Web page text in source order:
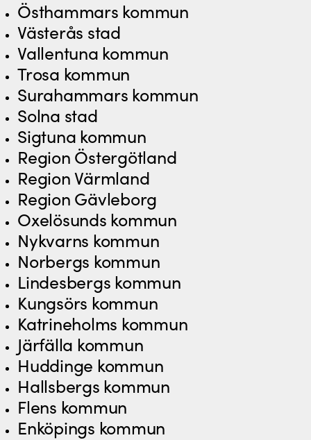
Östhammars kommun
Västerås stad
Vallentuna kommun
Trosa kommun
Surahammars kommun
Solna stad
Sigtuna kommun
Region Östergötland
Region Värmland
Region Gävleborg
Oxelösunds kommun
Nykvarns kommun
Norbergs kommun
Lindesbergs kommun
Kungsörs kommun
Katrineholms kommun
Järfälla kommun
Huddinge kommun
Hallsbergs kommun
Flens kommun
Enköpings kommun